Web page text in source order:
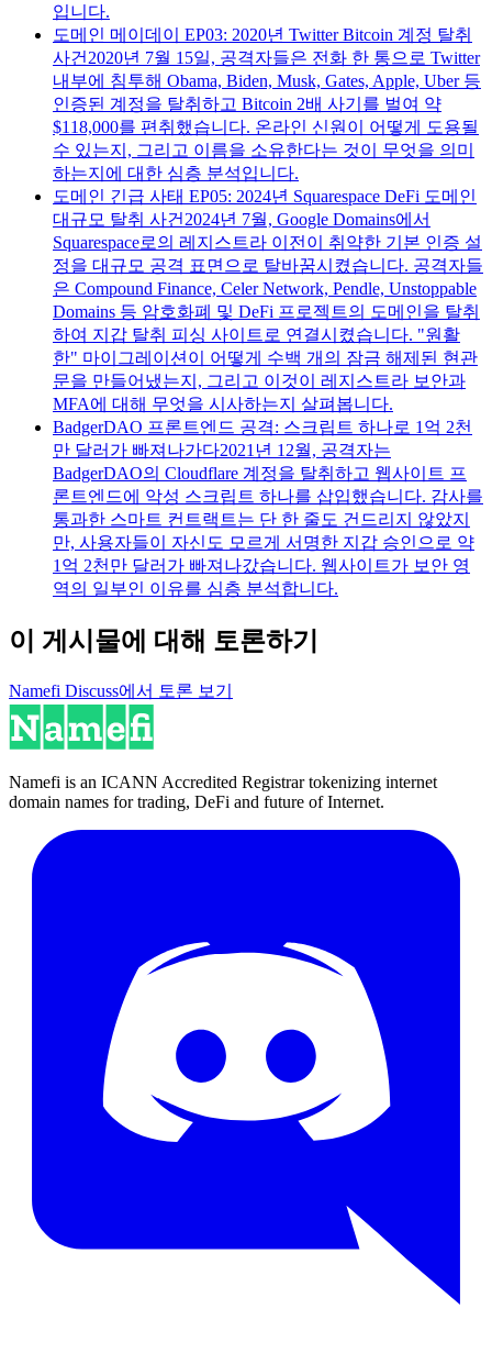
입니다.
도메인 메이데이 EP03: 2020년 Twitter Bitcoin 계정 탈취
사건 2020년 7월 15일, 공격자들은 전화 한 통으로 Twitter
내부에 침투해 Obama, Biden, Musk, Gates, Apple, Uber 등
인증된 계정을 탈취하고 Bitcoin 2배 사기를 벌여 약
$118,000를 편취했습니다. 온라인 신원이 어떻게 도용될
수 있는지, 그리고 이름을 소유한다는 것이 무엇을 의미
하는지에 대한 심층 분석입니다.
도메인 긴급 사태 EP05: 2024년 Squarespace DeFi 도메인
대규모 탈취 사건 2024년 7월, Google Domains에서
Squarespace로의 레지스트라 이전이 취약한 기본 인증 설
정을 대규모 공격 표면으로 탈바꿈시켰습니다. 공격자들
은 Compound Finance, Celer Network, Pendle, Unstoppable
Domains 등 암호화폐 및 DeFi 프로젝트의 도메인을 탈취
하여 지갑 탈취 피싱 사이트로 연결시켰습니다. "원활
한" 마이그레이션이 어떻게 수백 개의 잠금 해제된 현관
문을 만들어냈는지, 그리고 이것이 레지스트라 보안과
MFA에 대해 무엇을 시사하는지 살펴봅니다.
BadgerDAO 프론트엔드 공격: 스크립트 하나로 1억 2천
만 달러가 빠져나가다2021년 12월, 공격자는
BadgerDAO의 Cloudflare 계정을 탈취하고 웹사이트 프
론트엔드에 악성 스크립트 하나를 삽입했습니다. 감사를
통과한 스마트 컨트랙트는 단 한 줄도 건드리지 않았지
만, 사용자들이 자신도 모르게 서명한 지갑 승인으로 약
1억 2천만 달러가 빠져나갔습니다. 웹사이트가 보안 영
역의 일부인 이유를 심층 분석합니다.
이 게시물에 대해 토론하기
Namefi Discuss에서 토론 보기
Namefi is an ICANN Accredited Registrar tokenizing internet
domain names for trading, DeFi and future of Internet.